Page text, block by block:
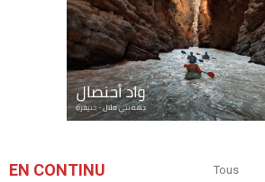
EN CONTINU Tous